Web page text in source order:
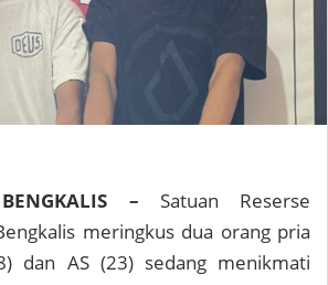
– Satuan Reserse
meringkus dua orang pria
dan AS (23) sedang menikmati